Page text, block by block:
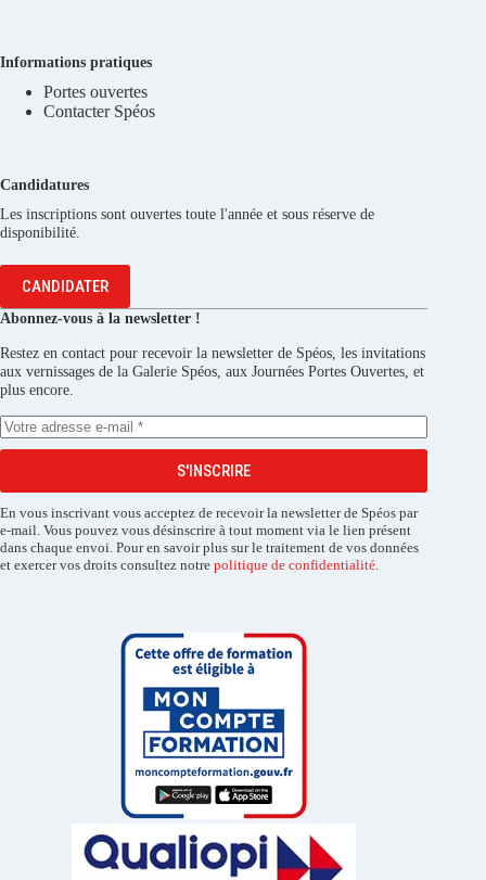
Informations pratiques
Portes ouvertes
Contacter Spéos
Candidatures
Les inscriptions sont ouvertes toute l'année et sous réserve de
disponibilité.
CANDIDATER
Abonnez-vous à la newsletter !
Restez en contact pour recevoir la newsletter de Spéos, les invitations
aux vernissages de la Galerie Spéos, aux Journées Portes Ouvertes, et
plus encore.
S'INSCRIRE
En vous inscrivant vous acceptez de recevoir la newsletter de Spéos par
e-mail. Vous pouvez vous désinscrire à tout moment via le lien présent
dans chaque envoi. Pour en savoir plus sur le traitement de vos données
et exercer vos droits consultez notre politique de confidentialité.